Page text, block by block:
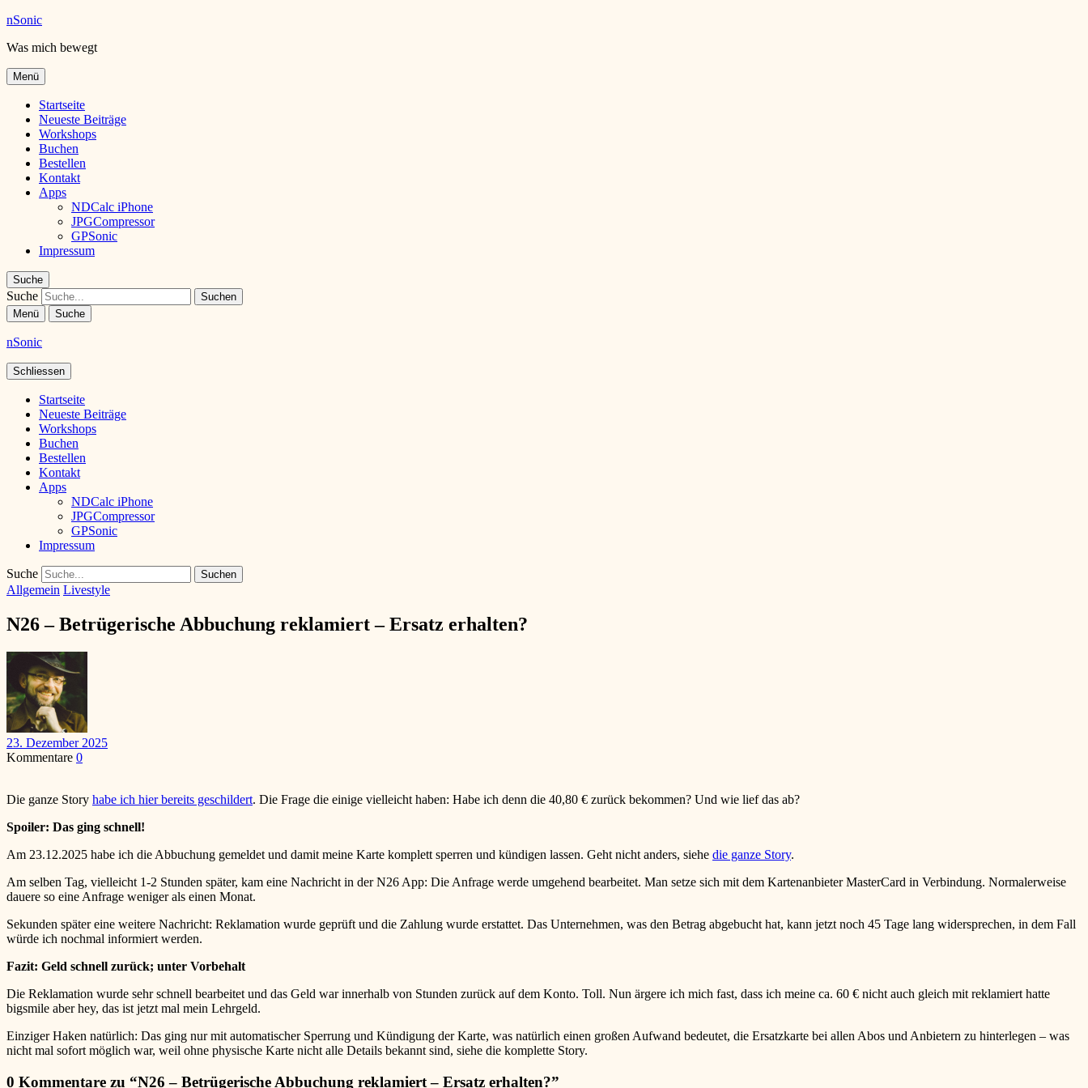
nSonic
Was mich bewegt
Menü
Startseite
Neueste Beiträge
Workshops
Buchen
Bestellen
Kontakt
Apps
NDCalc iPhone
JPGCompressor
GPSonic
Impressum
Suche
Suche
Menü Suche
nSonic
Schliessen
Startseite
Neueste Beiträge
Workshops
Buchen
Bestellen
Kontakt
Apps
NDCalc iPhone
JPGCompressor
GPSonic
Impressum
Suche
Allgemein Livestyle
N26 – Betrügerische Abbuchung reklamiert – Ersatz erhalten?
23. Dezember 2025
Kommentare 0
Die ganze Story habe ich hier bereits geschildert. Die Frage die einige vielleicht haben: Habe ich denn die 40,80 € zurück bekommen? Und wie lief das ab?
Spoiler: Das ging schnell!
Am 23.12.2025 habe ich die Abbuchung gemeldet und damit meine Karte komplett sperren und kündigen lassen. Geht nicht anders, siehe die ganze Story.
Am selben Tag, vielleicht 1-2 Stunden später, kam eine Nachricht in der N26 App: Die Anfrage werde umgehend bearbeitet. Man setze sich mit dem Kartenanbieter MasterCard in Verbindung. Normalerweise
dauere so eine Anfrage weniger als einen Monat.
Sekunden später eine weitere Nachricht: Reklamation wurde geprüft und die Zahlung wurde erstattet. Das Unternehmen, was den Betrag abgebucht hat, kann jetzt noch 45 Tage lang widersprechen, in dem Fall
würde ich nochmal informiert werden.
Fazit: Geld schnell zurück; unter Vorbehalt
Die Reklamation wurde sehr schnell bearbeitet und das Geld war innerhalb von Stunden zurück auf dem Konto. Toll. Nun ärgere ich mich fast, dass ich meine ca. 60 € nicht auch gleich mit reklamiert hatte
bigsmile aber hey, das ist jetzt mal mein Lehrgeld.
Einziger Haken natürlich: Das ging nur mit automatischer Sperrung und Kündigung der Karte, was natürlich einen großen Aufwand bedeutet, die Ersatzkarte bei allen Abos und Anbietern zu hinterlegen – was
nicht mal sofort möglich war, weil ohne physische Karte nicht alle Details bekannt sind, siehe die komplette Story.
0 Kommentare zu “N26 – Betrügerische Abbuchung reklamiert – Ersatz erhalten?”